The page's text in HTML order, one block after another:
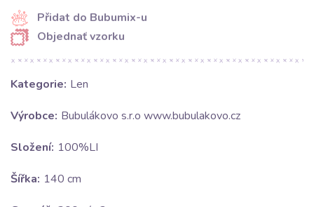
Přidat do Bubumix-u
Objednať vzorku
Kategorie: Len
Výrobce: Bubulákovo s.r.o www.bubulakovo.cz
Složení: 100%LI
Šířka: 140 cm